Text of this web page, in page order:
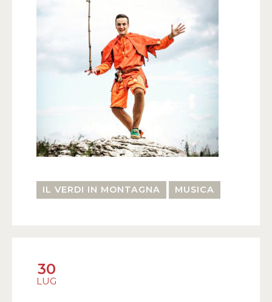
IL VERDI IN MONTAGNA MUSICA
30
LUG